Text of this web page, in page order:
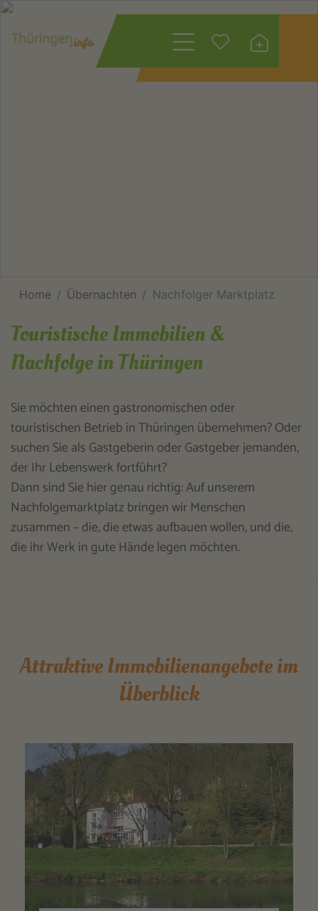
Wonach suchen
Home Übernachten Nachfolger Marktplatz
Touristische Immobilien &
Nachfolge in Thüringen
Sie möchten einen gastronomischen oder
touristischen Betrieb in Thüringen übernehmen? Oder
suchen Sie als Gastgeberin oder Gastgeber jemanden,
der Ihr Lebenswerk fortführt?
Dann sind Sie hier genau richtig: Auf unserem
Nachfolgemarktplatz bringen wir Menschen
zusammen – die, die etwas aufbauen wollen, und die,
die ihr Werk in gute Hände legen möchten.
Attraktive Immobilienangebote im
Überblick